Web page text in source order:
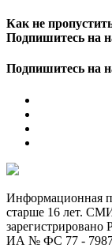
Как не
Подпишитесь на
Подпишитесь на
Информационная
старше 16 лет.
ИА № ФС 77 -